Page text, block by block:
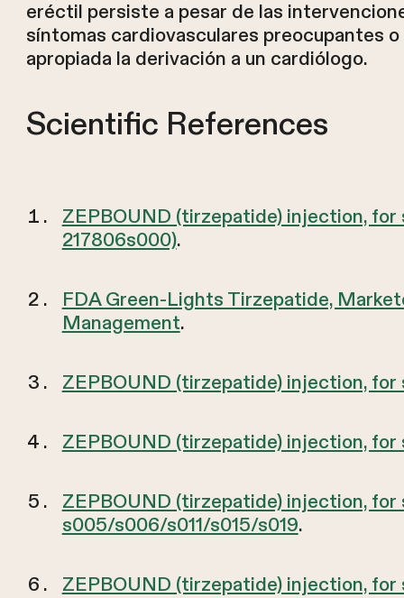
eréctil persiste a pesar de las
síntomas cardiovasculares preocupantes
apropiada la derivación a un cardiólogo.
Scientific References
ZEPBOUND (tirzepatide) injection, for
217806s000).
FDA Green-Lights Tirzepatide,
Management.
ZEPBOUND (tirzepatide) injection, for
ZEPBOUND (tirzepatide) injection, for
ZEPBOUND (tirzepatide) injection, for
s005/s006/s011/s015/s019.
ZEPBOUND (tirzepatide) injection, for